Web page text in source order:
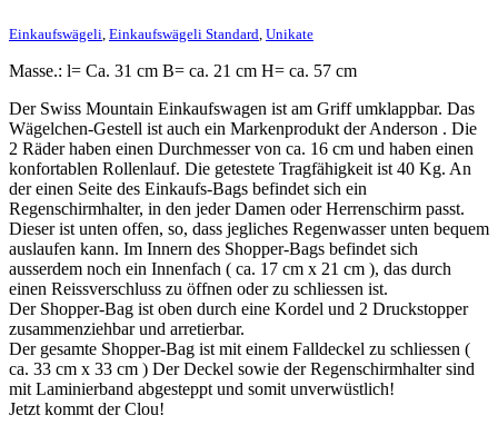
Einkaufswägeli Einkaufswägeli Standard Unikate
Masse.: l= Ca. 31 cm B= ca. 21 cm H= ca. 57 cm
Der Swiss Mountain Einkaufswagen ist am Griff umklappbar. Das
Wägelchen-Gestell ist auch ein Markenprodukt der Anderson . Die
2 Räder haben einen Durchmesser von ca. 16 cm und haben einen
konfortablen Rollenlauf. Die getestete Tragfähigkeit ist 40 Kg. An
der einen Seite des Einkaufs-Bags befindet sich ein
Regenschirmhalter, in den jeder Damen oder Herrenschirm passt.
Dieser ist unten offen, so, dass jegliches Regenwasser unten bequem
auslaufen kann. Im Innern des Shopper-Bags befindet sich
ausserdem noch ein Innenfach ( ca. 17 cm x 21 cm ), das durch
einen Reissverschluss zu öffnen oder zu schliessen ist.
Der Shopper-Bag ist oben durch eine Kordel und 2 Druckstopper
zusammenziehbar und arretierbar.
Der gesamte Shopper-Bag ist mit einem Falldeckel zu schliessen (
ca. 33 cm x 33 cm ) Der Deckel sowie der Regenschirmhalter sind
mit Laminierband abgesteppt und somit unverwüstlich!
Jetzt kommt der Clou!